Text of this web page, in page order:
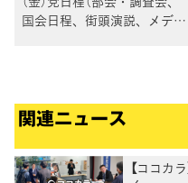
国会日程、街頭演説、メディ
関連ニュース
【ココカ